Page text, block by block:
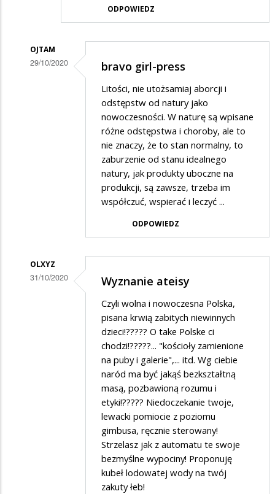
ODPOWIEDZ
OJTAM
29/10/2020 bravo girl-press
Litości, nie utożsamiaj aborcji i
odstępstw od natury jako
nowoczesności. W naturę są wpisane
różne odstępstwa i choroby, ale to
nie znaczy, że to stan normalny, to
zaburzenie od stanu idealnego
natury, jak produkty uboczne na
produkcji, są zawsze, trzeba im
współczuć, wspierać i leczyć ...
ODPOWIEDZ
OLXYZ
31/10/2020 Wyznanie ateisy
Czyli wolna i nowoczesna Polska,
pisana krwią zabitych niewinnych
dzieci!????? O take Polske ci
chodzi!?????... "kościoły zamienione
na puby i galerie",... itd. Wg ciebie
naród ma być jakąś bezkształtną
masą, pozbawioną rozumu i
etyki!????? Niedoczekanie twoje,
lewacki pomiocie z poziomu
gimbusa, ręcznie sterowany!
Strzelasz jak z automatu te swoje
bezmyślne wypociny! Proponuję
kubeł lodowatej wody na twój
zakuty łeb!